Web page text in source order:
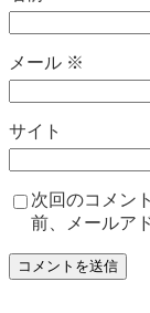
メール ※
サイト
次回のコメン
前、メールア